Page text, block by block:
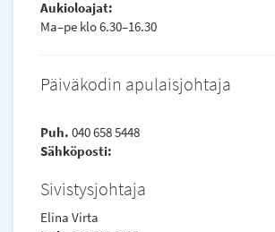
Aukioloajat:
Ma–pe klo 6.30–16.30
Päiväkodin apulaisjohtaja
Puh. 040 658 5448
Sähköposti:
Sivistysjohtaja
Elina Virta